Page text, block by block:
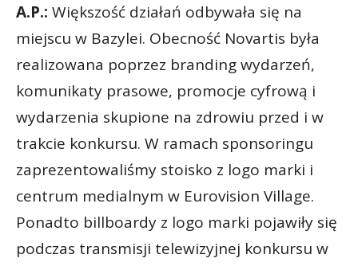
A.P.: Większość działań odbywała się na
miejscu w Bazylei. Obecność Novartis była
realizowana poprzez branding wydarzeń,
komunikaty prasowe, promocje cyfrową i
wydarzenia skupione na zdrowiu przed i w
trakcie konkursu. W ramach sponsoringu
zaprezentowaliśmy stoisko z logo marki i
centrum medialnym w Eurovision Village.
Ponadto billboardy z logo marki pojawiły się
podczas transmisji telewizyjnej konkursu w